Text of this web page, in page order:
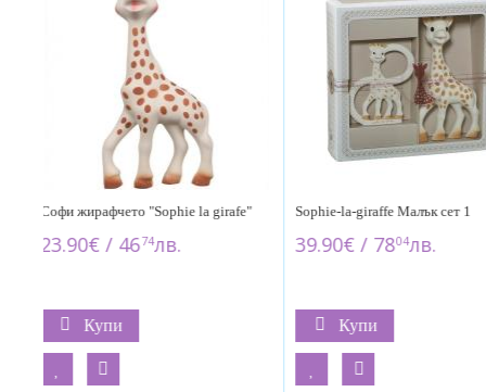
Sophie-la-giraffe Малък сет 1
39.90€ / 7804 лв.
Купи
Sophie-la-giraffe Софи
Купи